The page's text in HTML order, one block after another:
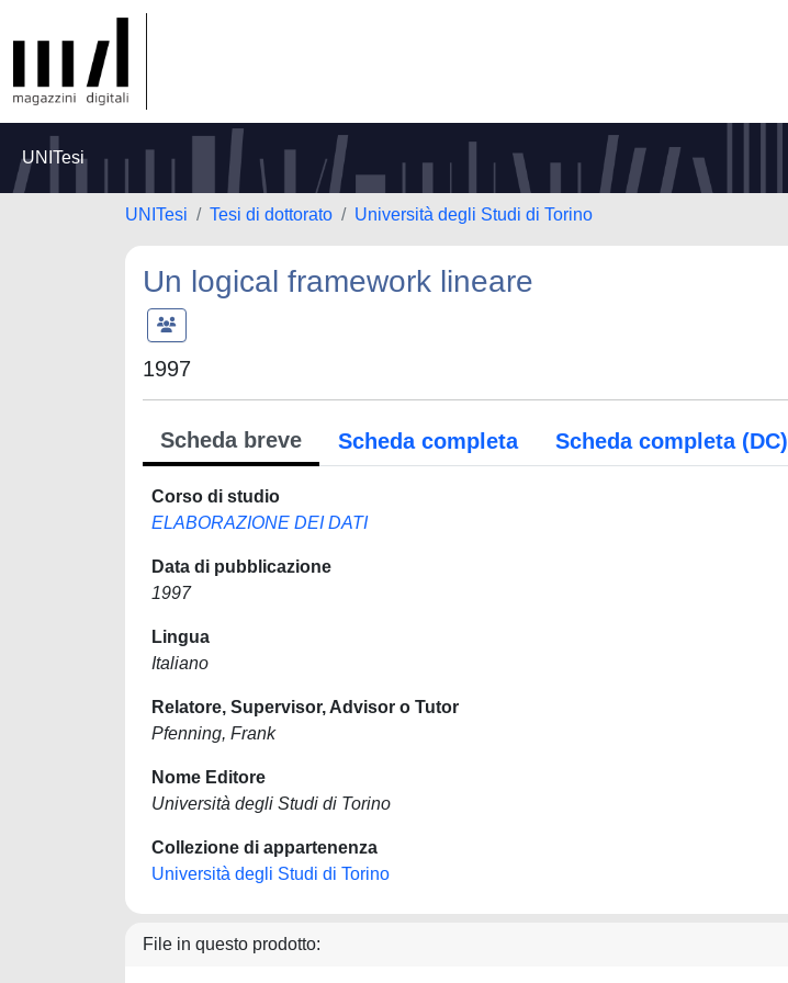
UNITesi
UNITesi Tesi di dottorato Università degli Studi di Torino
Un logical framework lineare
1997
Scheda breve Scheda completa Scheda completa (DC)
Corso di studio
ELABORAZIONE DEI DATI
Data di pubblicazione
1997
Lingua
Italiano
Relatore, Supervisor, Advisor o Tutor
Pfenning, Frank
Nome Editore
Università degli Studi di Torino
Collezione di appartenenza
Università degli Studi di Torino
File in questo prodotto: